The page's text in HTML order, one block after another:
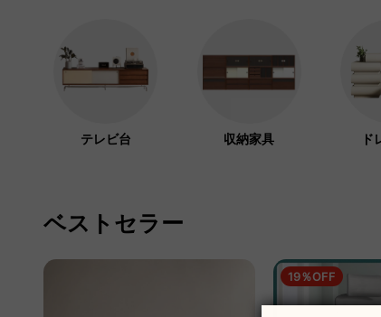
テレビ台 収納家具 ド
ベストセラー
19％OFF